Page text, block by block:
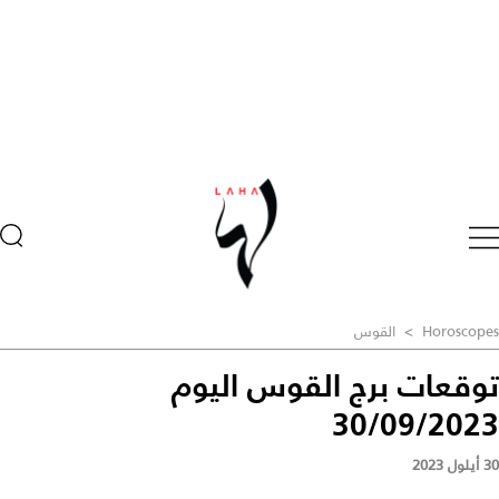
Horoscopes
> القوس
توقعات برج القوس اليوم
30/09/2023
30 أيلول 2023